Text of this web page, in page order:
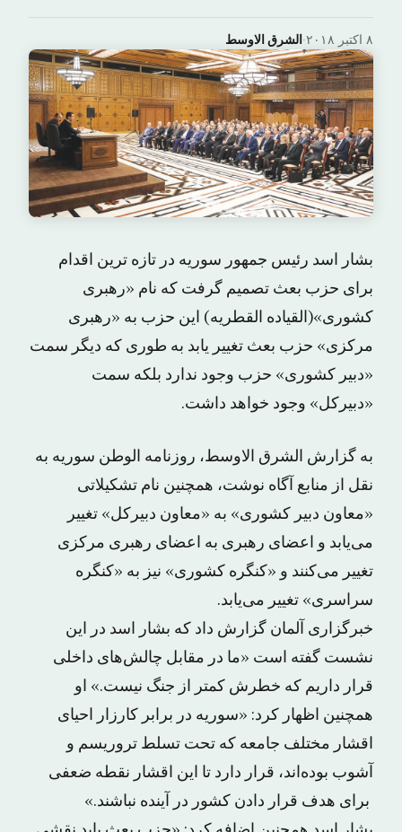
الشرق الاوسط· ۸ اکتبر ۲۰۱۸
بشار اسد رئیس جمهور سوریه در تازه ترین اقدام
برای حزب بعث تصمیم گرفت که نام «رهبری
کشوری»(القیاده القطریه) این حزب به «رهبری
مرکزی» حزب بعث تغییر یابد به طوری که دیگر سمت
«دبیر کشوری» حزب وجود ندارد بلکه سمت
«دبیرکل» وجود خواهد داشت.
به گزارش الشرق الاوسط، روزنامه الوطن سوریه به
نقل از منابع آگاه نوشت، همچنین نام تشکیلاتی
«معاون دبیر کشوری» به «معاون دبیرکل» تغییر
می‌یابد و اعضای رهبری به اعضای رهبری مرکزی
تغییر می‌کنند و «کنگره کشوری» نیز به «کنگره
سراسری» تغییر می‌یابد.
خبرگزاری آلمان گزارش داد که بشار اسد در این
نشست گفته است «ما در مقابل چالش‌های داخلی
قرار داریم که خطرش کمتر از جنگ نیست.» او
همچنین اظهار کرد:‌ «سوریه در برابر کارزار احیای
اقشار مختلف جامعه که تحت تسلط تروریسم و
آشوب بوده‌اند، قرار دارد تا این اقشار نقطه ضعفی
برای هدف قرار دادن کشور در آینده نباشند.»